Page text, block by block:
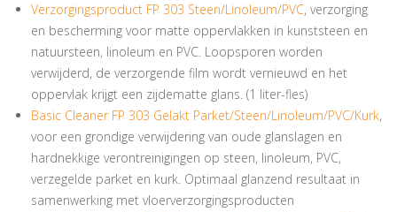
Verzorgingsproduct FP 303 Steen/Linoleum/PVC, verzorging
en bescherming voor matte oppervlakken in kunststeen en
natuursteen, linoleum en PVC. Loopsporen worden
verwijderd, de verzorgende film wordt vernieuwd en het
oppervlak krijgt een zijdematte glans. (1 liter-fles)
Basic Cleaner FP 303 Gelakt Parket/Steen/Linoleum/PVC/Kurk,
voor een grondige verwijdering van oude glanslagen en
hardnekkige verontreinigingen op steen, linoleum, PVC,
verzegelde parket en kurk. Optimaal glanzend resultaat in
samenwerking met vloerverzorgingsproducten